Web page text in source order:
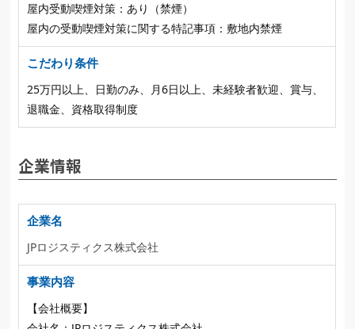
屋内受動喫煙対策：あり（禁煙）
屋内の受動喫煙対策に関する特記事項：敷地内禁煙
こだわり条件
25万円以上、日勤のみ、月6日以上、未経験者歓迎、賞与、
退職金、資格取得制度
企業情報
企業名
JPロジスティクス株式会社
事業内容
【会社概要】